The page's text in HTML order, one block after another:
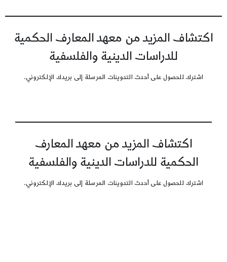
اكتشاف المزيد من معهد المعارف الحكمية
للدراسات الدينية والفلسفية
اشترك للحصول على أحدث التدوينات المرسلة إلى بريدك الإلكتروني.
اكتشاف المزيد من معهد المعارف
الحكمية للدراسات الدينية والفلسفية
اشترك للحصول على أحدث التدوينات المرسلة إلى بريدك الإلكتروني.